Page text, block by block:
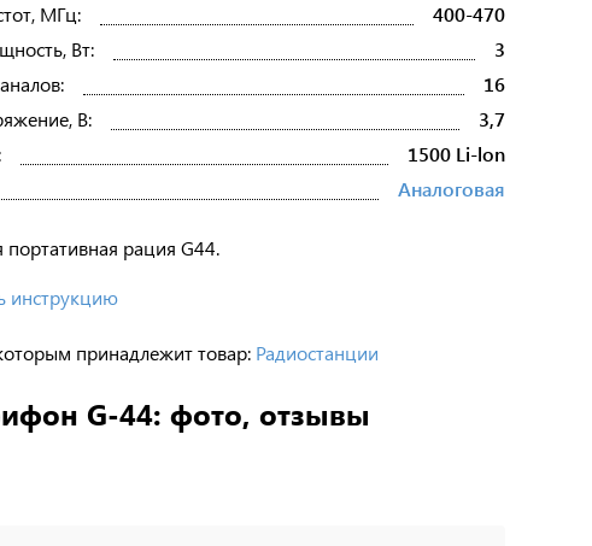
МГц:
400-470
Вт:
3
16
В:
3,7
1500 Li-lon
Аналоговая
рация G44.
инструкцию
принадлежит товар: Радиостанции
G-44: фото, отзывы